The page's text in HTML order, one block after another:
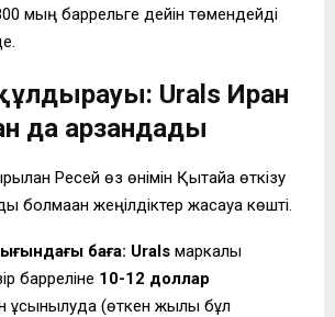
мың баррельге дейін төмендейді
Urals Иран
да арзандады
Ресей өз өнімін Қытайға өткізу
болмаған жеңілдіктер жасауға көшті.
баға: Urals маркалы
барреліне 10-12 доллар
ұсынылуда (өткен жылы бұл